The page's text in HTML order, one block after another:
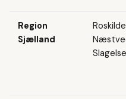
Region
Sjælland
Slagelse